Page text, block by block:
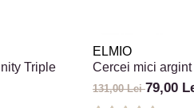
Triple
ELMIO
Cercei mici
sidef alb
131,00 Lei79,00